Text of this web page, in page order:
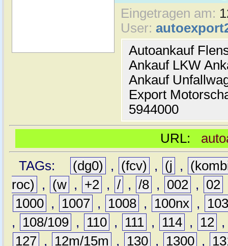
Eingetragen am:
User:
Autoankauf
Ankauf LKW
Ankauf
Export
5944000
URL:
TAGs:
(dg0) , (fcv) , (j ,
roc)
, (w , +2 , / , /8 , 002 , 02
1000 , 1007 , 1008 , 100nx ,
,
108/109 , 110 , 111 , 114 , 12
127 , 12m/15m , 130 , 1300 ,